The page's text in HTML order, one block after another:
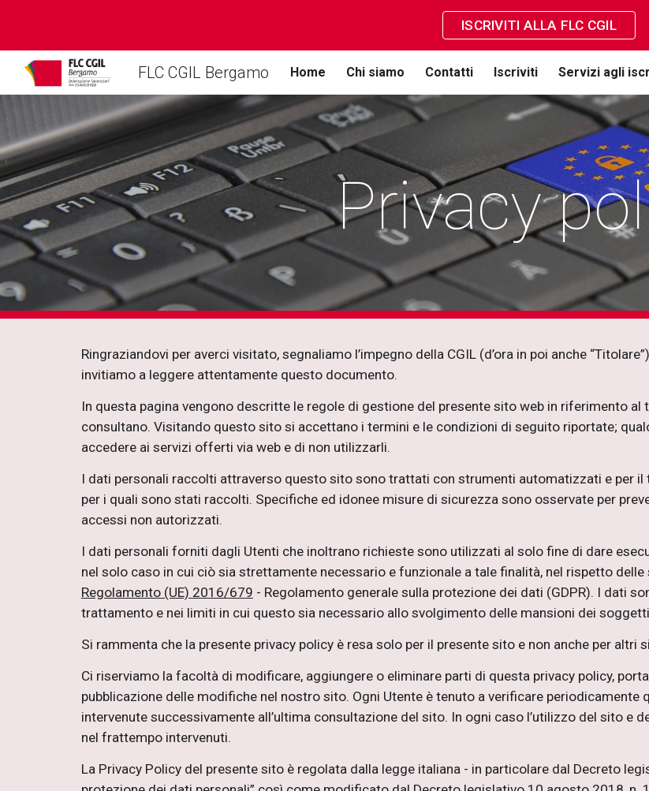
ISCRIVITI ALLA FLC CGIL
FLC CGIL Bergamo Home Chi siamo Contatti Iscriviti Servizi agli
Privacy
Ringraziandovi per averci visitato, segnaliamo l’impegno della CGIL (d’ora in poi anche
invitiamo a leggere attentamente questo documento.
In questa pagina vengono descritte le regole di gestione del presente sito web in riferimento
consultano. Visitando questo sito si accettano i termini e le condizioni di seguito riportate;
accedere ai servizi offerti via web e di non utilizzarli.
I dati personali raccolti attraverso questo sito sono trattati con strumenti automatizzati e per
per i quali sono stati raccolti. Specifiche ed idonee misure di sicurezza sono osservate per
accessi non autorizzati.
I dati personali forniti dagli Utenti che inoltrano richieste sono utilizzati al solo fine di dare
nel solo caso in cui ciò sia strettamente necessario e funzionale a tale finalità, nel rispetto
Regolamento (UE) 2016/679 - Regolamento generale sulla protezione dei dati (GDPR). I dati
trattamento e nei limiti in cui questo sia necessario allo svolgimento delle mansioni dei
Si rammenta che la presente privacy policy è resa solo per il presente sito e non anche per
Ci riserviamo la facoltà di modificare, aggiungere o eliminare parti di questa privacy policy,
pubblicazione delle modifiche nel nostro sito. Ogni Utente è tenuto a verificare
intervenute successivamente all’ultima consultazione del sito. In ogni caso l’utilizzo del sito e
nel frattempo intervenuti.
La Privacy Policy del presente sito è regolata dalla legge italiana - in particolare dal Decreto